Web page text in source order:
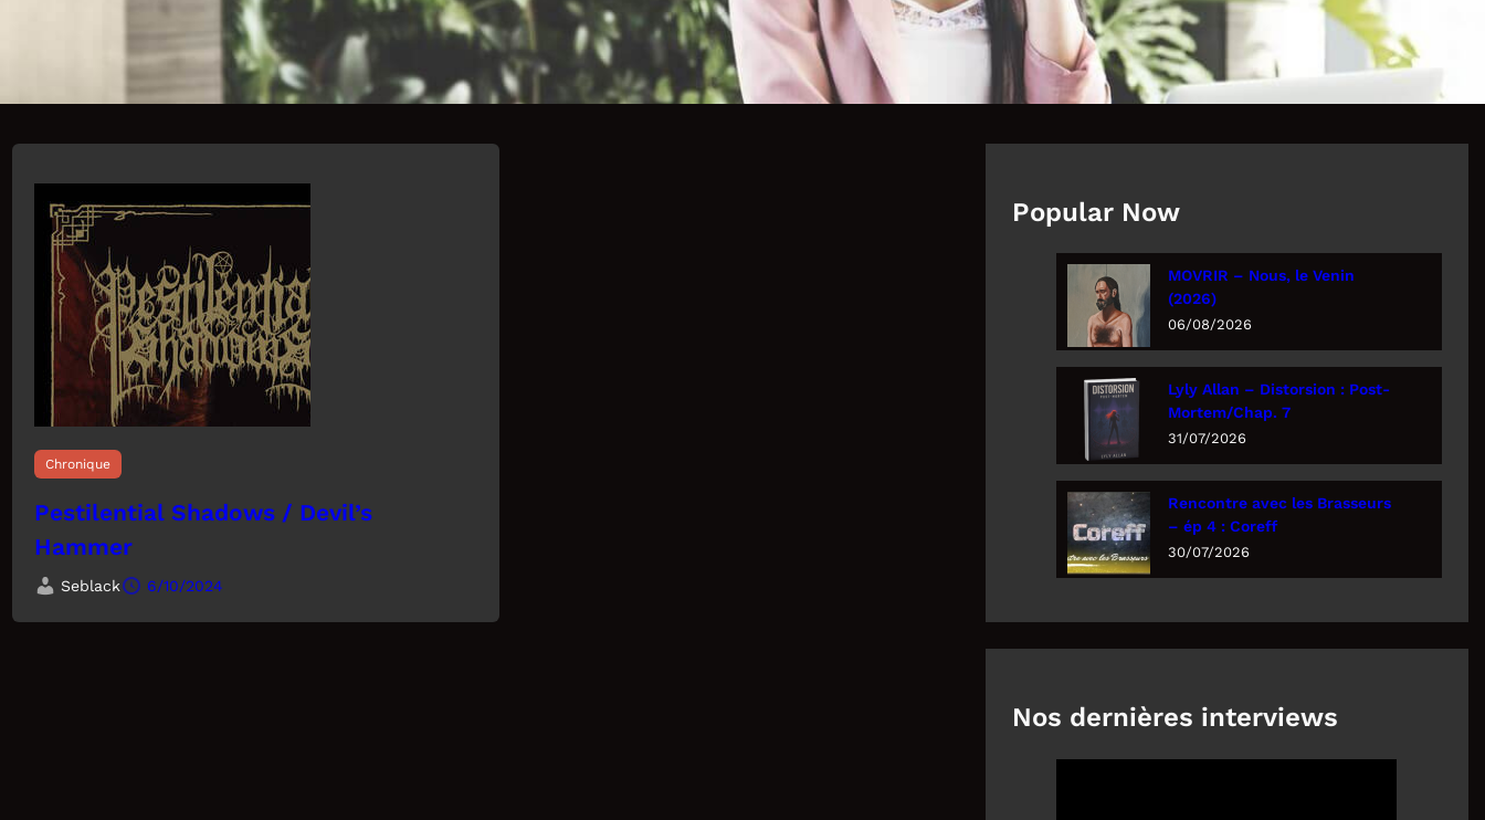
Chronique
Pestilential Shadows / Devil’s
Hammer
Seblack 6/10/2024
Popular Now
MOVRIR – Nous, le Venin
(2026)
06/08/2026
Lyly Allan – Distorsion : Post-
Mortem/Chap. 7
31/07/2026
Rencontre avec les Brasseurs
– ép 4 : Coreff
30/07/2026
Nos dernières interviews